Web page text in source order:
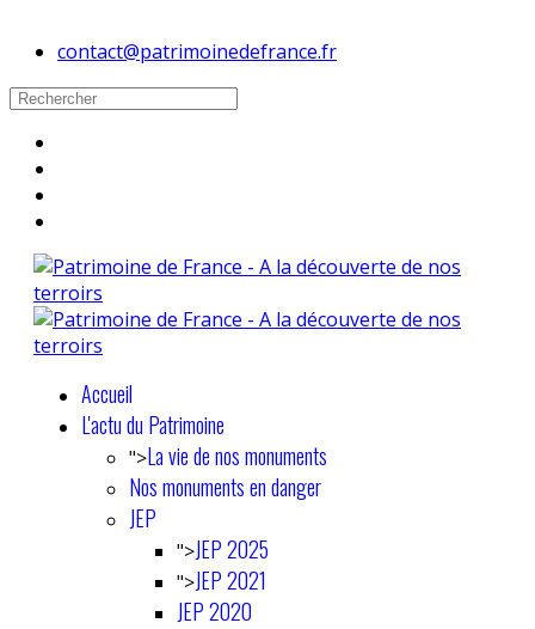
contact@patrimoinedefrance.fr
Accueil
L'actu du Patrimoine
">La vie de nos monuments
Nos monuments en danger
JEP
">JEP 2025
">JEP 2021
JEP 2020